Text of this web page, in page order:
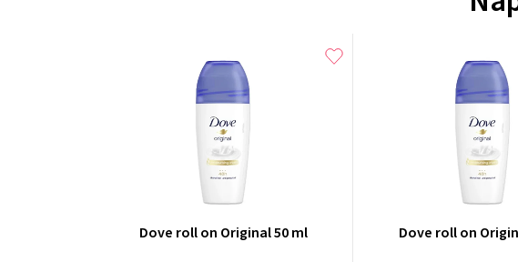
Dove roll on Original 50 ml Dove roll on